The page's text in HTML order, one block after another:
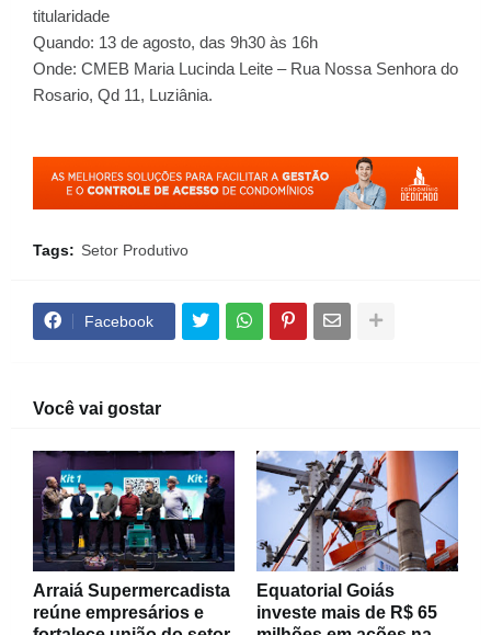
titularidade
Quando: 13 de agosto, das 9h30 às 16h
Onde: CMEB Maria Lucinda Leite – Rua Nossa Senhora do
Rosario, Qd 11, Luziânia.
Tags: Setor Produtivo
Facebook
Você vai gostar
Arraiá Supermercadista
reúne empresários e
Equatorial Goiás
investe mais de R$ 65